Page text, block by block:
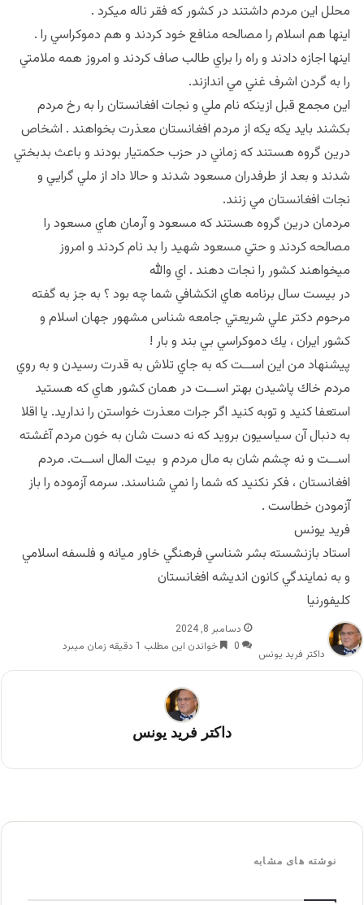
محلل اين مردم داشتند در كشور كه فقر ناله ميكرد .
اينها هم اسلام را مصالحه منافع خود كردند و هم دموكراسي را .
اينها اجازه دادند و راه را براي طالب صاف كردند و امروز همه ملامتي
را به گردن اشرف غني مي اندازند.
اين مجمع قبل ازينكه نام ملي و نجات افغانستان را به رخ مردم
بكشند بايد يكه يكه از مردم افغانستان معذرت بخواهند . اشخاص
درين گروه هستند كه زماني در حزب حكمتيار بودند و باعث بدبختي
شدند و بعد از طرفدران مسعود شدند و حالا داد از ملي گرايي و
نجات افغانستان مي زنند.
مردمان درين گروه هستند كه مسعود و آرمان هاي مسعود را
مصالحه كردند و حتي مسعود شهيد را بد نام كردند و امروز
ميخواهند كشور را نجات دهند . اي والله
در بيست سال برنامه هاي انكشافي شما چه بود ؟ به جز به گفته
مرحوم دكتر علي شريعتي جامعه شناس مشهور جهان اسلام و
كشور ايران ، يك دموكراسي بي بند و بار !
پيشنهاد من اين اســت كه به جاي تلاش به قدرت رسيدن و به روي
مردم خاك پاشيدن بهتر اســت در همان كشور هاي كه هستيد
استعفا كنيد و توبه كنيد اگر جرات معذرت خواستن را نداريد. يا اقلا
به دنبال آن سياسيون برويد كه نه دست شان به خون مردم آغشته
اســت و نه چشم شان به مال مردم و بيت المال اســت. مردم
افغانستان ، فكر نكنيد كه شما را نمي شناسند. سرمه آزموده را باز
آزمودن خطاست .
فريد يونس
استاد بازنشسته بشر شناسي فرهنگي خاور ميانه و فلسفه اسلامي
و به نمايندگي كانون انديشه افغانستان
كليفورنيا
داکتر فرید یونس
دسامبر 8, 2024
0
خواندن این مطلب 1 دقیقه زمان میبرد
داکتر فرید یونس
نوشته های مشابه